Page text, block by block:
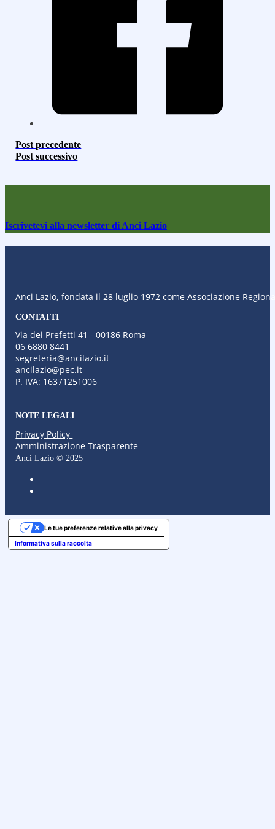
Post precedente
Post successivo
Iscrivetevi alla newsletter di Anci Lazio
Anci Lazio, fondata il 28 luglio 1972 come Associazione
CONTATTI
Via dei Prefetti 41 - 00186 Roma
06 6880 8441
segreteria@ancilazio.it
ancilazio@pec.it
P. IVA: 16371251006
NOTE LEGALI
Privacy Policy
Amministrazione Trasparente
Anci Lazio © 2025
Informativa sulla raccolta
Le tue preferenze relative alla privacy